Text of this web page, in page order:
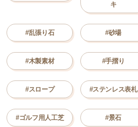
キ
#乱張り石 #砂場
#木製素材 #手摺り
#スロープ #ステンレス表札
#ゴルフ用人工芝 #景石